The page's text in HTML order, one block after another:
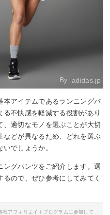
By: adidas.jp
本アイテムであるランニングパ
不快感を軽減する役割があり
、適切なモノを選ぶことが大切
などが異なるため、どれを選ぶ
でしょうか。
ングパンツをご紹介します。選
ので、ぜひ参考にしてみてく
アフィリエイトプログラムに参加して